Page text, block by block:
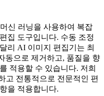
신 러닝을 사용하여 복잡
집 도구입니다. 수동 조정
리 AI 이미지 편집기는 최
동으로 제거하고, 품질을 향
적용할 수 있습니다. 저희
고 전통적으로 전문적인 편
을 적용합니다.